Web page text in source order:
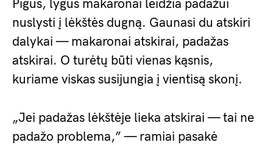
Pigūs, lygūs makaronai leidžia padažui
nuslysti į lėkštės dugną. Gaunasi du atskiri
dalykai — makaronai atskirai, padažas
atskirai. O turėtų būti vienas kąsnis,
kuriame viskas susijungia į vientisą skonį.
„Jei padažas lėkštėje lieka atskirai — tai ne
padažo problema,” — ramiai pasakė